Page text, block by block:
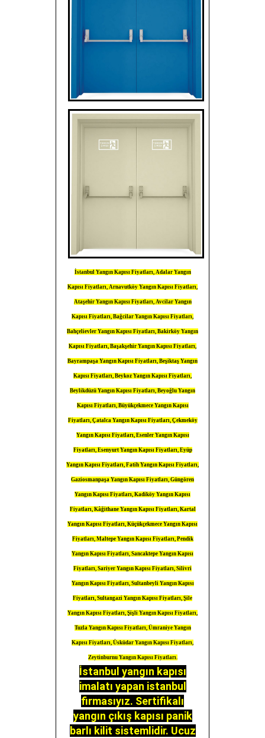
İstanbul Yangın Kapısı Fiyatları, Adalar Yangın
Kapısı Fiyatları, Arnavutköy Yangın Kapısı Fiyatları,
Ataşehir Yangın Kapısı Fiyatları, Avcilar Yangın
Kapısı Fiyatları, Bağcilar Yangın Kapısı Fiyatları,
Bahçelievler Yangın Kapısı Fiyatları, Bakirköy Yangın
Kapısı Fiyatları, Başakşehir Yangın Kapısı Fiyatları,
Bayrampaşa Yangın Kapısı Fiyatları, Beşiktaş Yangın
Kapısı Fiyatları, Beykoz Yangın Kapısı Fiyatları,
Beylikdüzü Yangın Kapısı Fiyatları, Beyoğlu Yangın
Kapısı Fiyatları, Büyükçekmece Yangın Kapısı
Fiyatları, Çatalca Yangın Kapısı Fiyatları, Çekmeköy
Yangın Kapısı Fiyatları, Esenler Yangın Kapısı
Fiyatları, Esenyurt Yangın Kapısı Fiyatları, Eyüp
Yangın Kapısı Fiyatları, Fatih Yangın Kapısı Fiyatları,
Gaziosmanpaşa Yangın Kapısı Fiyatları, Güngören
Yangın Kapısı Fiyatları, Kadiköy Yangın Kapısı
Fiyatları, Kâğithane Yangın Kapısı Fiyatları, Kartal
Yangın Kapısı Fiyatları, Küçükçekmece Yangın Kapısı
Fiyatları, Maltepe Yangın Kapısı Fiyatları, Pendik
Yangın Kapısı Fiyatları, Sancaktepe Yangın Kapısı
Fiyatları, Sariyer Yangın Kapısı Fiyatları, Silivri
Yangın Kapısı Fiyatları, Sultanbeyli Yangın Kapısı
Fiyatları, Sultangazi Yangın Kapısı Fiyatları, Şile
Yangın Kapısı Fiyatları, Şişli Yangın Kapısı Fiyatları,
Tuzla Yangın Kapısı Fiyatları, Ümraniye Yangın
Kapısı Fiyatları, Üsküdar Yangın Kapısı Fiyatları,
Zeytinburnu Yangın Kapısı Fiyatları.
İstanbul yangın kapısı
imalatı yapan istanbul
firmasıyız. Sertifikalı
yangın çıkış kapısı panik
barlı kilit sistemlidir. Ucuz